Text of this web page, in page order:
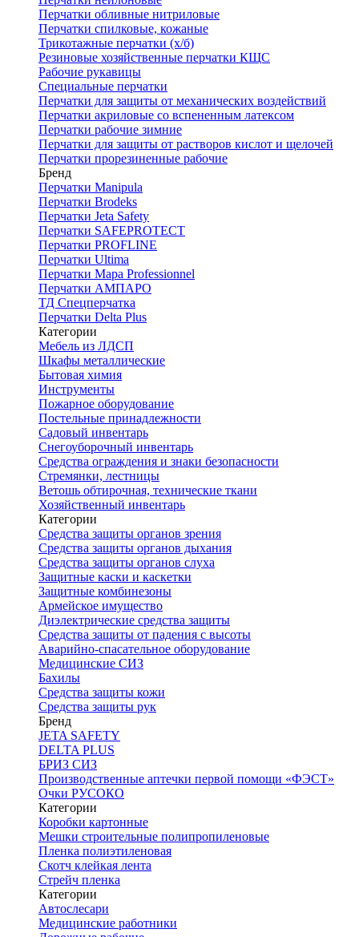
Перчатки обливные нитриловые
Перчатки спилковые, кожаные
Трикотажные перчатки (х/б)
Резиновые хозяйственные перчатки КЩС
Рабочие рукавицы
Специальные перчатки
Перчатки для защиты от механических воздействий
Перчатки акриловые со вспененным латексом
Перчатки рабочие зимние
Перчатки для защиты от растворов кислот и щелочей
Перчатки прорезиненные рабочие
Бренд
Перчатки Manipula
Перчатки Brodeks
Перчатки Jeta Safety
Перчатки SAFEPROTECT
Перчатки PROFLINE
Перчатки Ultima
Перчатки Мара Professionnel
Перчатки АМПАРО
ТД Спецперчатка
Перчатки Delta Plus
Категории
Мебель из ЛДСП
Шкафы металлические
Бытовая химия
Инструменты
Пожарное оборудование
Постельные принадлежности
Садовый инвентарь
Снегоуборочный инвентарь
Средства ограждения и знаки безопасности
Стремянки, лестницы
Ветошь обтирочная, технические ткани
Хозяйственный инвентарь
Категории
Средства защиты органов зрения
Средства защиты органов дыхания
Средства защиты органов слуха
Защитные каски и каскетки
Защитные комбинезоны
Армейское имущество
Диэлектрические средства защиты
Средства защиты от падения с высоты
Аварийно-спасательное оборудование
Медицинские СИЗ
Бахилы
Средства защиты кожи
Средства защиты рук
Бренд
JETA SAFETY
DELTA PLUS
БРИЗ СИЗ
Производственные аптечки первой помощи «ФЭСТ»
Очки РУСОКО
Категории
Коробки картонные
Мешки строительные полипропиленовые
Пленка полиэтиленовая
Скотч клейкая лента
Стрейч пленка
Категории
Автослесари
Медицинские работники